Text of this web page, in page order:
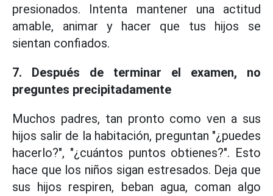
presionados. Intenta mantener una actitud
amable, animar y hacer que tus hijos se
sientan confiados.
7. Después de terminar el examen, no
preguntes precipitadamente
Muchos padres, tan pronto como ven a sus
hijos salir de la habitación, preguntan "¿puedes
hacerlo?", "¿cuántos puntos obtienes?". Esto
hace que los niños sigan estresados. Deja que
sus hijos respiren, beban agua, coman algo